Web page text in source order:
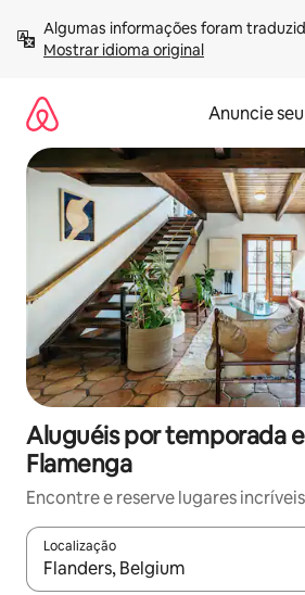
para
Mostrar idioma original
Anuncie
Aluguéis por temporada
Flamenga
Encontre e reserve lugares
Localização
Quando os resultados estiverem